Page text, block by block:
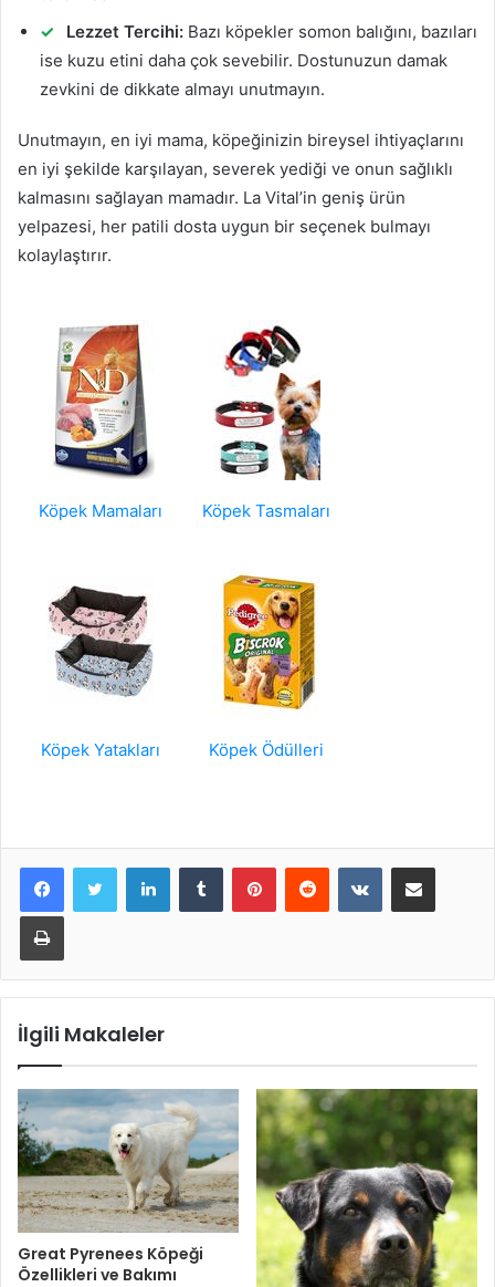
Lezzet Tercihi: Bazı köpekler somon balığını, bazıları
ise kuzu etini daha çok sevebilir. Dostunuzun damak
zevkini de dikkate almayı unutmayın.
Unutmayın, en iyi mama, köpeğinizin bireysel ihtiyaçlarını
en iyi şekilde karşılayan, severek yediği ve onun sağlıklı
kalmasını sağlayan mamadır. La Vital’in geniş ürün
yelpazesi, her patili dosta uygun bir seçenek bulmayı
kolaylaştırır.
Köpek Mamaları Köpek Tasmaları
Köpek Yatakları Köpek Ödülleri
LinkedInTumblr PinterestReddit VKontakteE-Posta ile paylaş
Yazdır
İlgili Makaleler
Great Pyrenees Köpeği
Özellikleri ve Bakımı